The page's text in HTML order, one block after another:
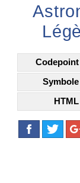
Codepoint
Symbole
HTML